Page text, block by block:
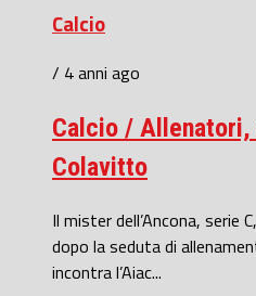
Calcio
/ 4 anni ago
Calcio /
Colavitto
Il mister dell’Ancona, serie
dopo la seduta di
incontra l’Aiac...